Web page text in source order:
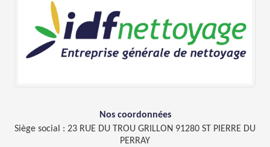
Nos coordonnées
Siège social : 23 RUE DU TROU GRILLON 91280 ST PIERRE DU
PERRAY